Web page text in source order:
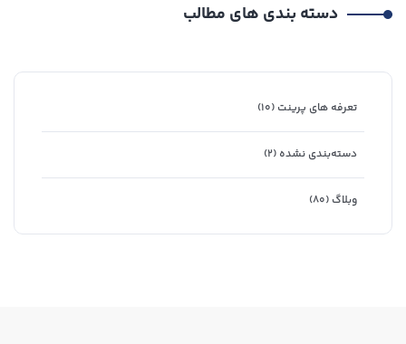
دسته بندی های مطالب
تعرفه های پرینت (۱۰)
دسته‌بندی نشده (۲)
وبلاگ (۸۰)